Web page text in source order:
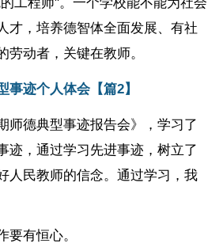
才，培养德智体全面发展、有社
劳动者，关键在教师。
事迹个人体会【篇2】
师德典型事迹报告会》，学习了
迹，通过学习先进事迹，树立了
人民教师的信念。通过学习，我
要有恒心。